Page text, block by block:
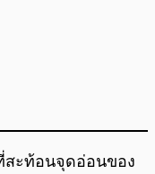
สะท้อนจุดอ่อนของ